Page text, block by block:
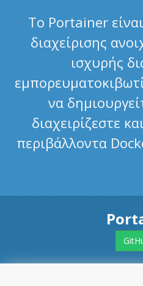
Το Portainer
διαχείρισης
ισχυρής
να
διαχειρίζεστε
περιβάλλοντα